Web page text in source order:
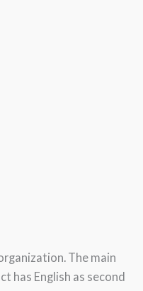
The main
has English as second